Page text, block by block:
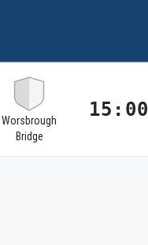
Worsbrough
Bridge
15:00